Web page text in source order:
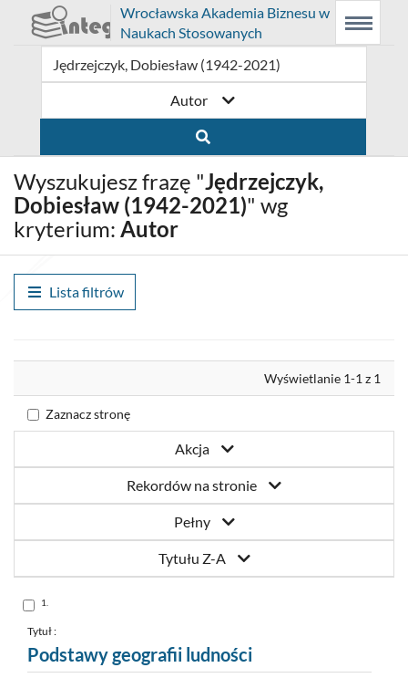
Menu
główne
Wyszukiwarka
Treść
główna
Prolib
Integro
-
główna
Wrocławska Akademia Biznesu w
Naukach Stosowanych
Menu
Autor
Wyszukujesz frazę "Jędrzejczyk,
Dobiesław (1942-2021)" wg
kryterium: Autor
Lista filtrów
Wyświetlanie 1-1 z 1
Zaznacz stronę
Akcja
Rekordów na stronie
Pełny
Tytułu Z-A
Skocz
do
nr
1
1.
Tytuł :
Podstawy geografii ludności